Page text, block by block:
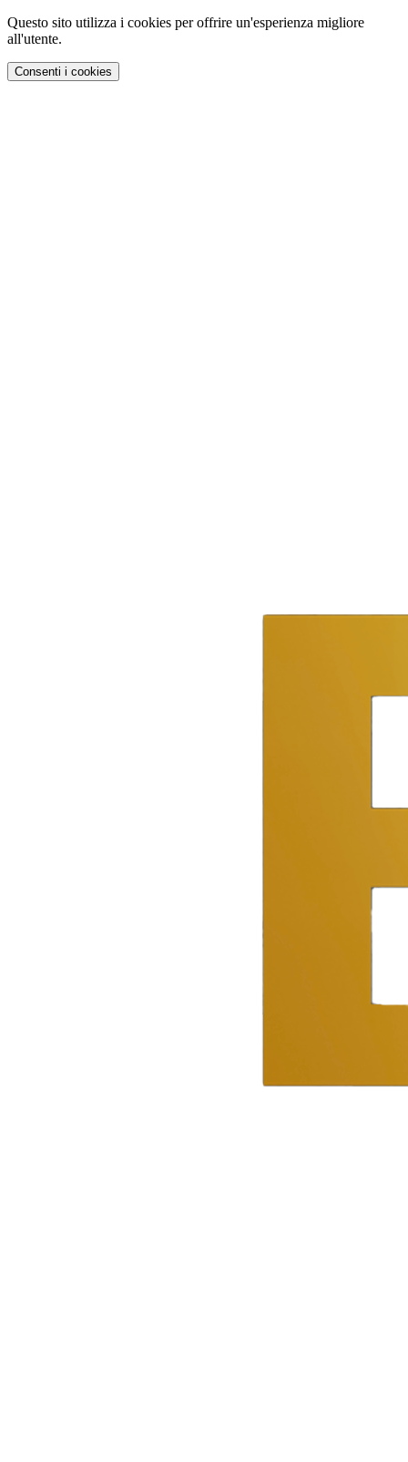
Questo sito utilizza i cookies per offrire un'esperienza migliore
all'utente.
Consenti i cookies